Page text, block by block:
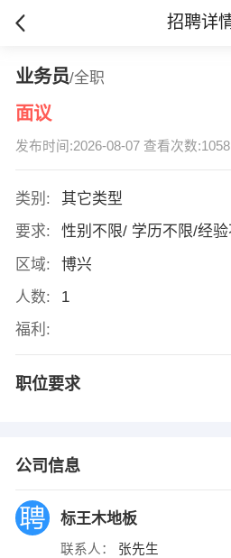
招聘详
业务员/全职
面议
发布时间:2026-08-07 查看次数:1058
类别:
其它类型
要求:
性别不限/ 学历不限/经
区域:
博兴
人数:
1
福利:
职位要求
公司信息
标王木地板
联系人： 张先生